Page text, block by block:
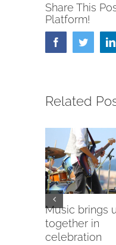
Share This
Platform!
FacebookTwitter
Related
Music brings
together in
celebration